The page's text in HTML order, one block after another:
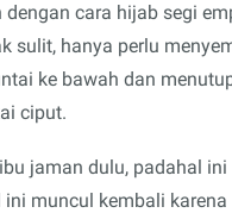
cara hijab segi
sulit, hanya perlu
ke bawah dan
ciput.
jaman dulu, padahal
muncul kembali